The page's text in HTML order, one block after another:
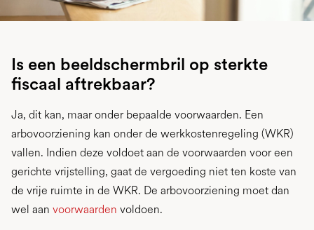
Is een beeldschermbril op sterkte
fiscaal aftrekbaar?
Ja, dit kan, maar onder bepaalde voorwaarden. Een
arbovoorziening kan onder de werkkostenregeling (WKR)
vallen. Indien deze voldoet aan de voorwaarden voor een
gerichte vrijstelling, gaat de vergoeding niet ten koste van
de vrije ruimte in de WKR. De arbovoorziening moet dan
wel aan voorwaarden voldoen.